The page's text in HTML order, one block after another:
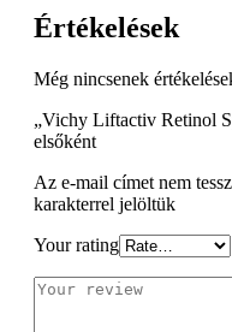
Értékelések
Még nincsenek
„Vichy Liftactiv Retinol
elsőként
Az e-mail címet nem
karakterrel jelöltük
Your rating